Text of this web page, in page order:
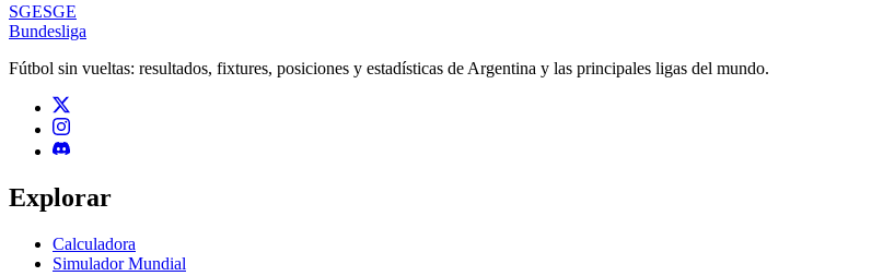
SGESGE
Bundesliga
Fútbol sin vueltas: resultados, fixtures, posiciones y estadísticas de Argentina y las principales ligas del mundo.
Explorar
Calculadora
Simulador Mundial